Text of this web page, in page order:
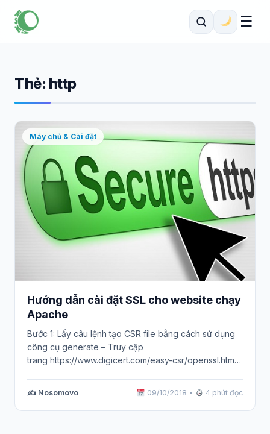
☰
Thẻ: http
Máy chủ & Cài đặt
Hướng dẫn cài đặt SSL cho website chạy
Apache
Bước 1: Lấy câu lệnh tạo CSR file bằng cách sử dụng
công cụ generate – Truy cập
trang https://www.digicert.com/easy-csr/openssl.htm –
✍️ Nosomovo 09/10/2018 • 4 phút đọc